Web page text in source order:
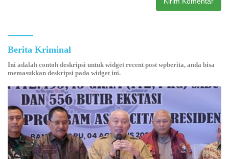
Berita Kriminal
Ini adalah contoh deskripsi untuk widget recent post wpberita, anda bisa
memasukkan deskripsi pada widget ini.